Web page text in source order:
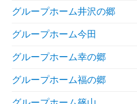
グループホーム井沢の郷
グループホーム今田
グループホーム幸の郷
グループホーム福の郷